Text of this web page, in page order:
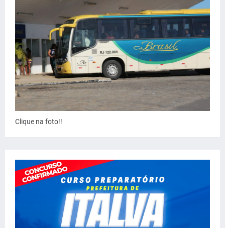
Clique na foto!!